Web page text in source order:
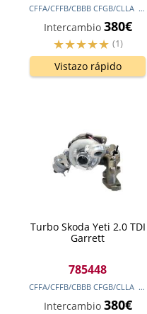
CFFA/CFFB/CBBB CFGB/CLLA 170
Intercambio 380€
(1)
Vistazo rápido
Turbo Skoda Yeti 2.0 TDI
Garrett
785448
CFFA/CFFB/CBBB CFGB/CLLA 170
Intercambio 380€